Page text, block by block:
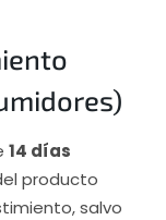
14 días
producto
salvo